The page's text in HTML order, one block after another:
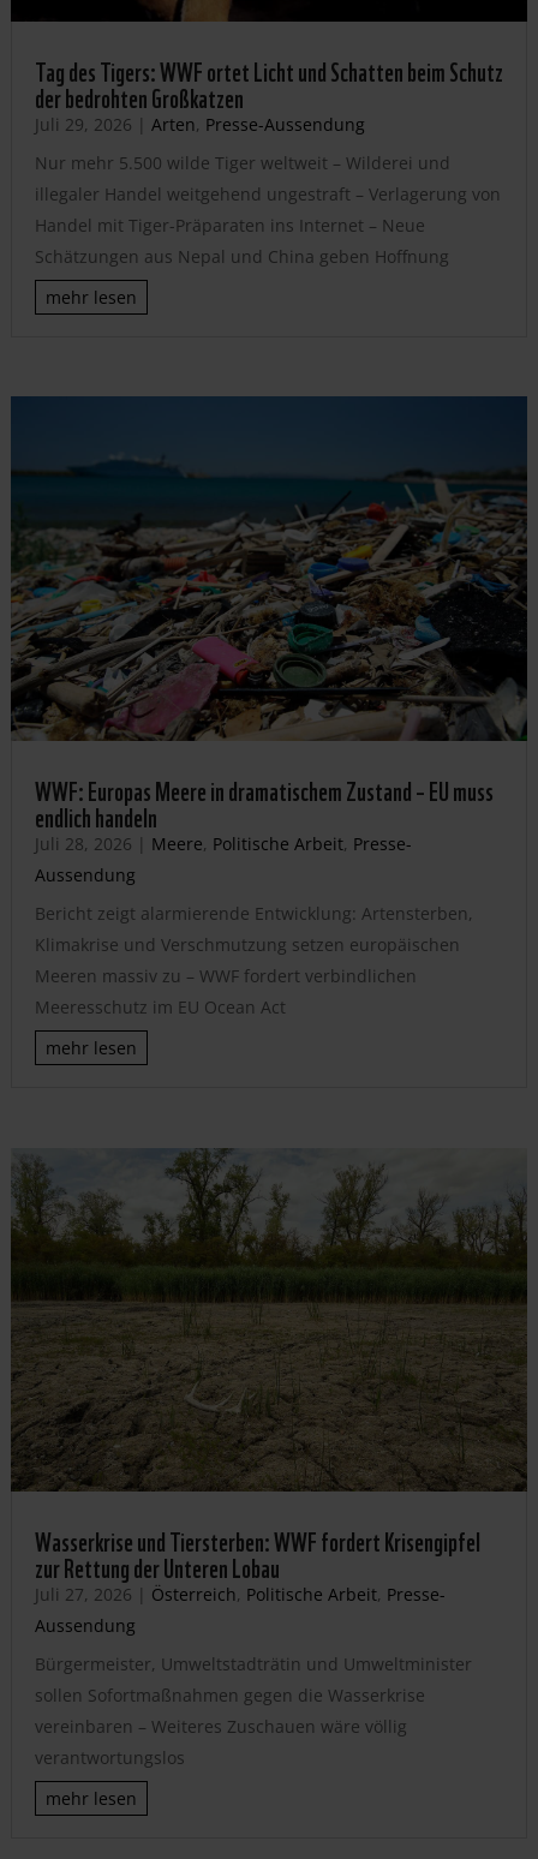
Tag des Tigers: WWF ortet Licht und Schatten beim Schutz
der bedrohten Großkatzen
Juli 29, 2026 | Arten, Presse-Aussendung
Nur mehr 5.500 wilde Tiger weltweit – Wilderei und
illegaler Handel weitgehend ungestraft – Verlagerung von
Handel mit Tiger-Präparaten ins Internet – Neue
Schätzungen aus Nepal und China geben Hoffnung
mehr lesen
WWF: Europas Meere in dramatischem Zustand – EU muss
endlich handeln
Juli 28, 2026 | Meere, Politische Arbeit, Presse-
Aussendung
Bericht zeigt alarmierende Entwicklung: Artensterben,
Klimakrise und Verschmutzung setzen europäischen
Meeren massiv zu – WWF fordert verbindlichen
Meeresschutz im EU Ocean Act
mehr lesen
Wasserkrise und Tiersterben: WWF fordert Krisengipfel
zur Rettung der Unteren Lobau
Juli 27, 2026 | Österreich, Politische Arbeit, Presse-
Aussendung
Bürgermeister, Umweltstadträtin und Umweltminister
sollen Sofortmaßnahmen gegen die Wasserkrise
vereinbaren – Weiteres Zuschauen wäre völlig
verantwortungslos
mehr lesen